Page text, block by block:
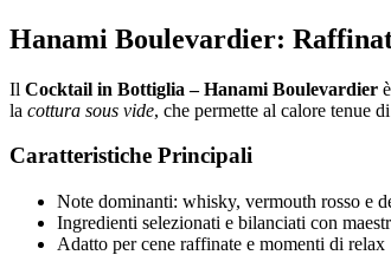
Hanami Boulevardier:
Il Cocktail in Bottiglia – Hanami Boulevardier
la cottura sous vide, che permette al calore tenue
Caratteristiche Principali
Note dominanti: whisky, vermouth rosso e
Ingredienti selezionati e bilanciati con
Adatto per cene raffinate e momenti di relax